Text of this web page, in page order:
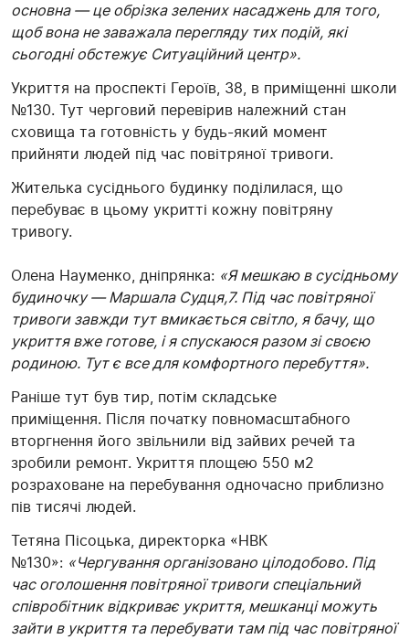
основна — це обрізка зелених насаджень для того,
щоб вона не заважала перегляду тих подій, які
сьогодні обстежує Ситуаційний центр».
Укриття на проспекті Героїв, 38, в приміщенні школи
№130. Тут черговий перевірив належний стан
сховища та готовність у будь-який момент
прийняти людей під час повітряної тривоги.
Жителька сусіднього будинку поділилася, що
перебуває в цьому укритті кожну повітряну
тривогу.
Олена Науменко, дніпрянка: «Я мешкаю в сусідньому
будиночку — Маршала Судця,7. Під час повітряної
тривоги завжди тут вмикається світло, я бачу, що
укриття вже готове, і я спускаюся разом зі своєю
родиною. Тут є все для комфортного перебуття».
Раніше тут був тир, потім складське
приміщення. Після початку повномасштабного
вторгнення його звільнили від зайвих речей та
зробили ремонт. Укриття площею 550 м2
розраховане на перебування одночасно приблизно
пів тисячі людей.
Тетяна Пісоцька, директорка «НВК
№130»: «Чергування організовано цілодобово. Під
час оголошення повітряної тривоги спеціальний
співробітник відкриває укриття, мешканці можуть
зайти в укриття та перебувати там під час повітряної